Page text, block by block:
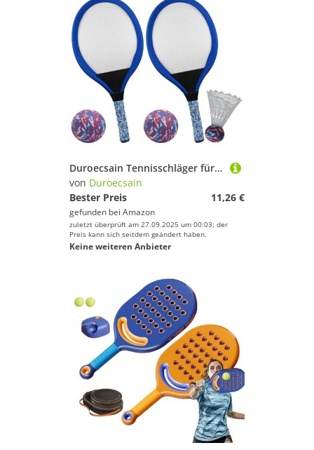
Duroecsain Tennisschläger für Outdoor-Spiel, Badminton-Schläger, Kinder, 1 Paar mit Ball und für Park, Interaktion, Eltern und Kinder
von Duroecsain
Bester Preis
11,26 €
gefunden bei Amazon
zuletzt überprüft am 27.09.2025 um 00:03; der
Preis kann sich seitdem geändert haben.
Keine weiteren Anbieter